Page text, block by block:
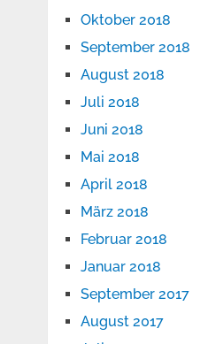
Oktober 2018
September 2018
August 2018
Juli 2018
Juni 2018
Mai 2018
April 2018
März 2018
Februar 2018
Januar 2018
September 2017
August 2017